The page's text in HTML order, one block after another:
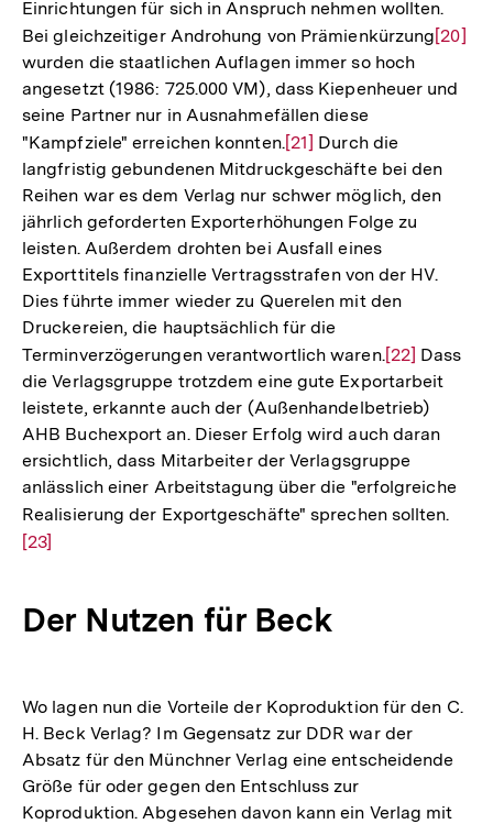
Einrichtungen für sich in Anspruch nehmen wollten.
Bei gleichzeitiger Androhung von PrämienkürzungZur
der
[20]
wurden die staatlichen Auflagen immer so hoch
angesetzt (1986: 725.000 VM), dass Kiepenheuer und
seine Partner nur in Ausnahmefällen diese
"Kampfziele" erreichen konnten.Zur
Auflösung
der
Fußnote
[21] Durch die
langfristig gebundenen Mitdruckgeschäfte bei den
Reihen war es dem Verlag nur schwer möglich, den
jährlich geforderten Exporterhöhungen Folge zu
leisten. Außerdem drohten bei Ausfall eines
Exporttitels finanzielle Vertragsstrafen von der HV.
Dies führte immer wieder zu Querelen mit den
Druckereien, die hauptsächlich für die
Terminverzögerungen verantwortlich waren.Zur
Auflösung
der
Fußnote
[22] Dass
die Verlagsgruppe trotzdem eine gute Exportarbeit
leistete, erkannte auch der (Außenhandelbetrieb)
AHB Buchexport an. Dieser Erfolg wird auch daran
ersichtlich, dass Mitarbeiter der Verlagsgruppe
anlässlich einer Arbeitstagung über die "erfolgreiche
Realisierung der Exportgeschäfte" sprechen sollten.
[23]
Der Nutzen für Beck
Wo lagen nun die Vorteile der Koproduktion für den C.
H. Beck Verlag? Im Gegensatz zur DDR war der
Absatz für den Münchner Verlag eine entscheidende
Größe für oder gegen den Entschluss zur
Koproduktion. Abgesehen davon kann ein Verlag mit